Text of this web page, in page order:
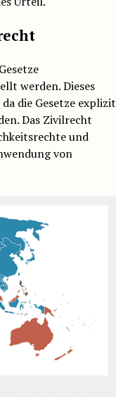
werden. Dieses
die Gesetze explizit
Das Zivilrecht
und
von